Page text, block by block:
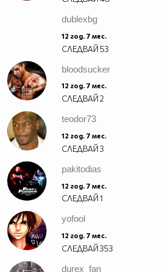
dublexbg
12 год. 7 мес.
СЛЕДВАЙ53
bloodsucker
12 год. 7 мес.
СЛЕДВАЙ2
teodor73
12 год. 7 мес.
СЛЕДВАЙ3
pakitodias
12 год. 7 мес.
СЛЕДВАЙ1
yofool
12 год. 7 мес.
СЛЕДВАЙ353
durex_fan